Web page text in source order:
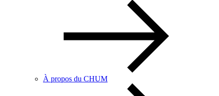
À propos du CHUM